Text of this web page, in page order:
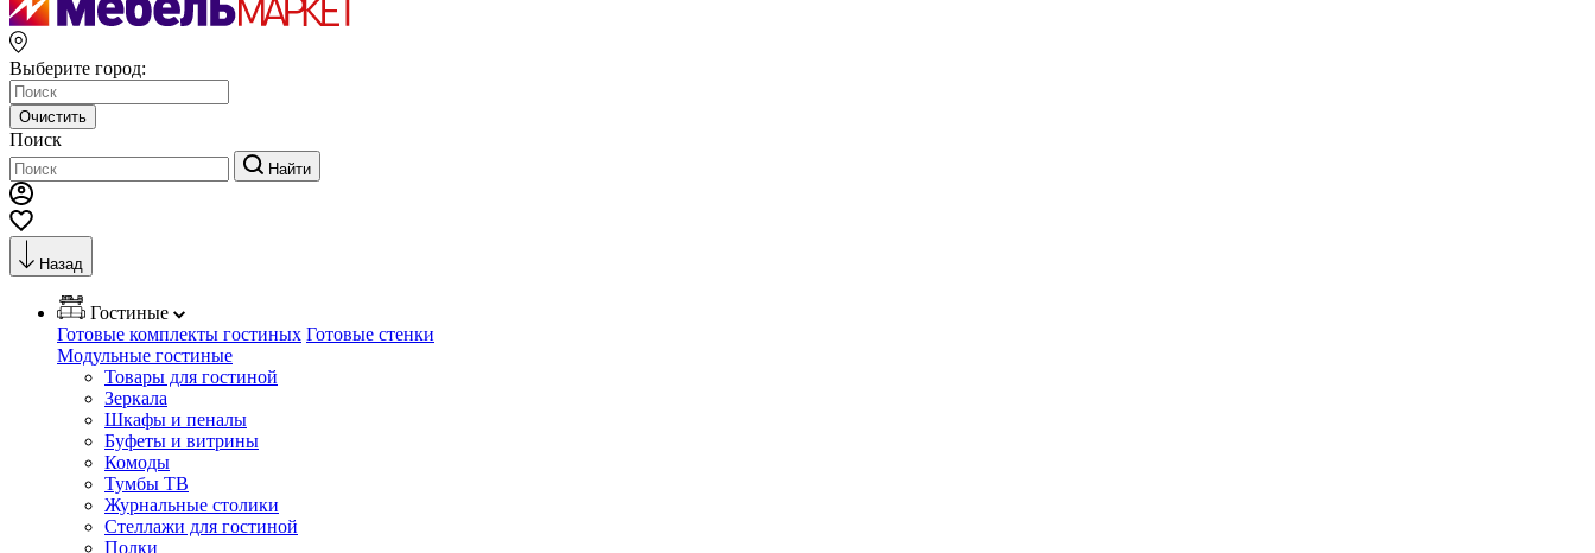
Выберите город:
Очистить
Поиск
Найти
Назад
Гостиные
Готовые комплекты гостиных Готовые стенки
Модульные гостиные
Товары для гостиной
Зеркала
Шкафы и пеналы
Буфеты и витрины
Комоды
Тумбы ТВ
Журнальные столики
Стеллажи для гостиной
Полки